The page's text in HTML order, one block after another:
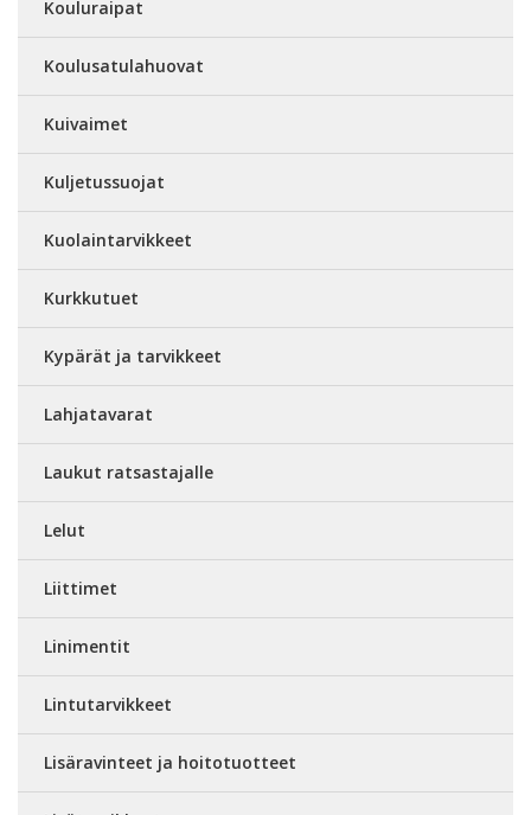
Kouluraipat
Koulusatulahuovat
Kuivaimet
Kuljetussuojat
Kuolaintarvikkeet
Kurkkutuet
Kypärät ja tarvikkeet
Lahjatavarat
Laukut ratsastajalle
Lelut
Liittimet
Linimentit
Lintutarvikkeet
Lisäravinteet ja hoitotuotteet